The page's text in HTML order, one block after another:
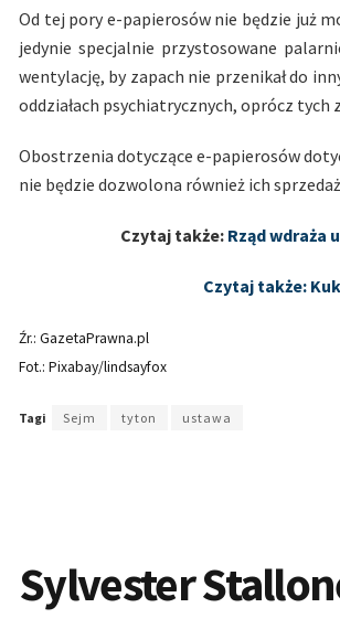
Od tej pory e-papierosów nie będzie już
jedynie specjalnie przystosowane
wentylację, by zapach nie przenikał do
oddziałach psychiatrycznych, oprócz
Obostrzenia dotyczące e-papierosów
nie będzie dozwolona również ich
Czytaj także: Rząd wdraża
Czytaj także:
Źr.: GazetaPrawna.pl
Fot.: Pixabay/lindsayfox
Tagi Sejm tyton ustawa
Sylvester